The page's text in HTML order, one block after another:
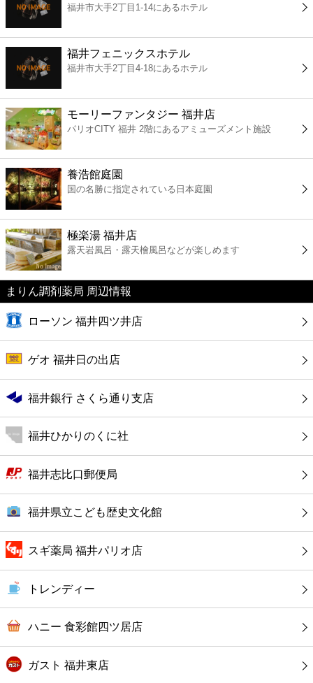
スーパー
エンタメ
レジャー
書店
ファミレス
ファーストフード
カフェ
ショッピング
銀行
公共
病院
ホテル
福井市大手2丁目1-14にあるホテル
福井フェニックスホテル
福井市大手2丁目4-18にあるホテル
モーリーファンタジー 福井店
パリオCITY 福井 2階にあるアミューズメント施設
養浩館庭園
国の名勝に指定されている日本庭園
極楽湯 福井店
露天岩風呂・露天檜風呂などが楽しめます
まりん調剤薬局 周辺情報
ローソン 福井四ツ井店
ゲオ 福井日の出店
福井銀行 さくら通り支店
福井ひかりのくに社
福井志比口郵便局
福井県立こども歴史文化館
スギ薬局 福井パリオ店
トレンディー
ハニー 食彩館四ツ居店
ガスト 福井東店